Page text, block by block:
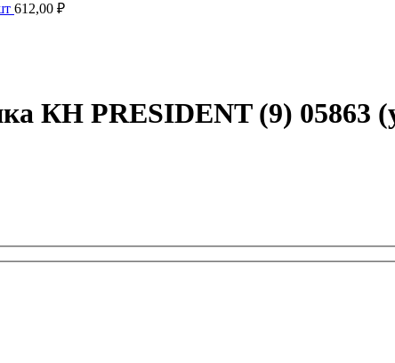
612,00 ₽
КН PRESIDENT (9) 05863